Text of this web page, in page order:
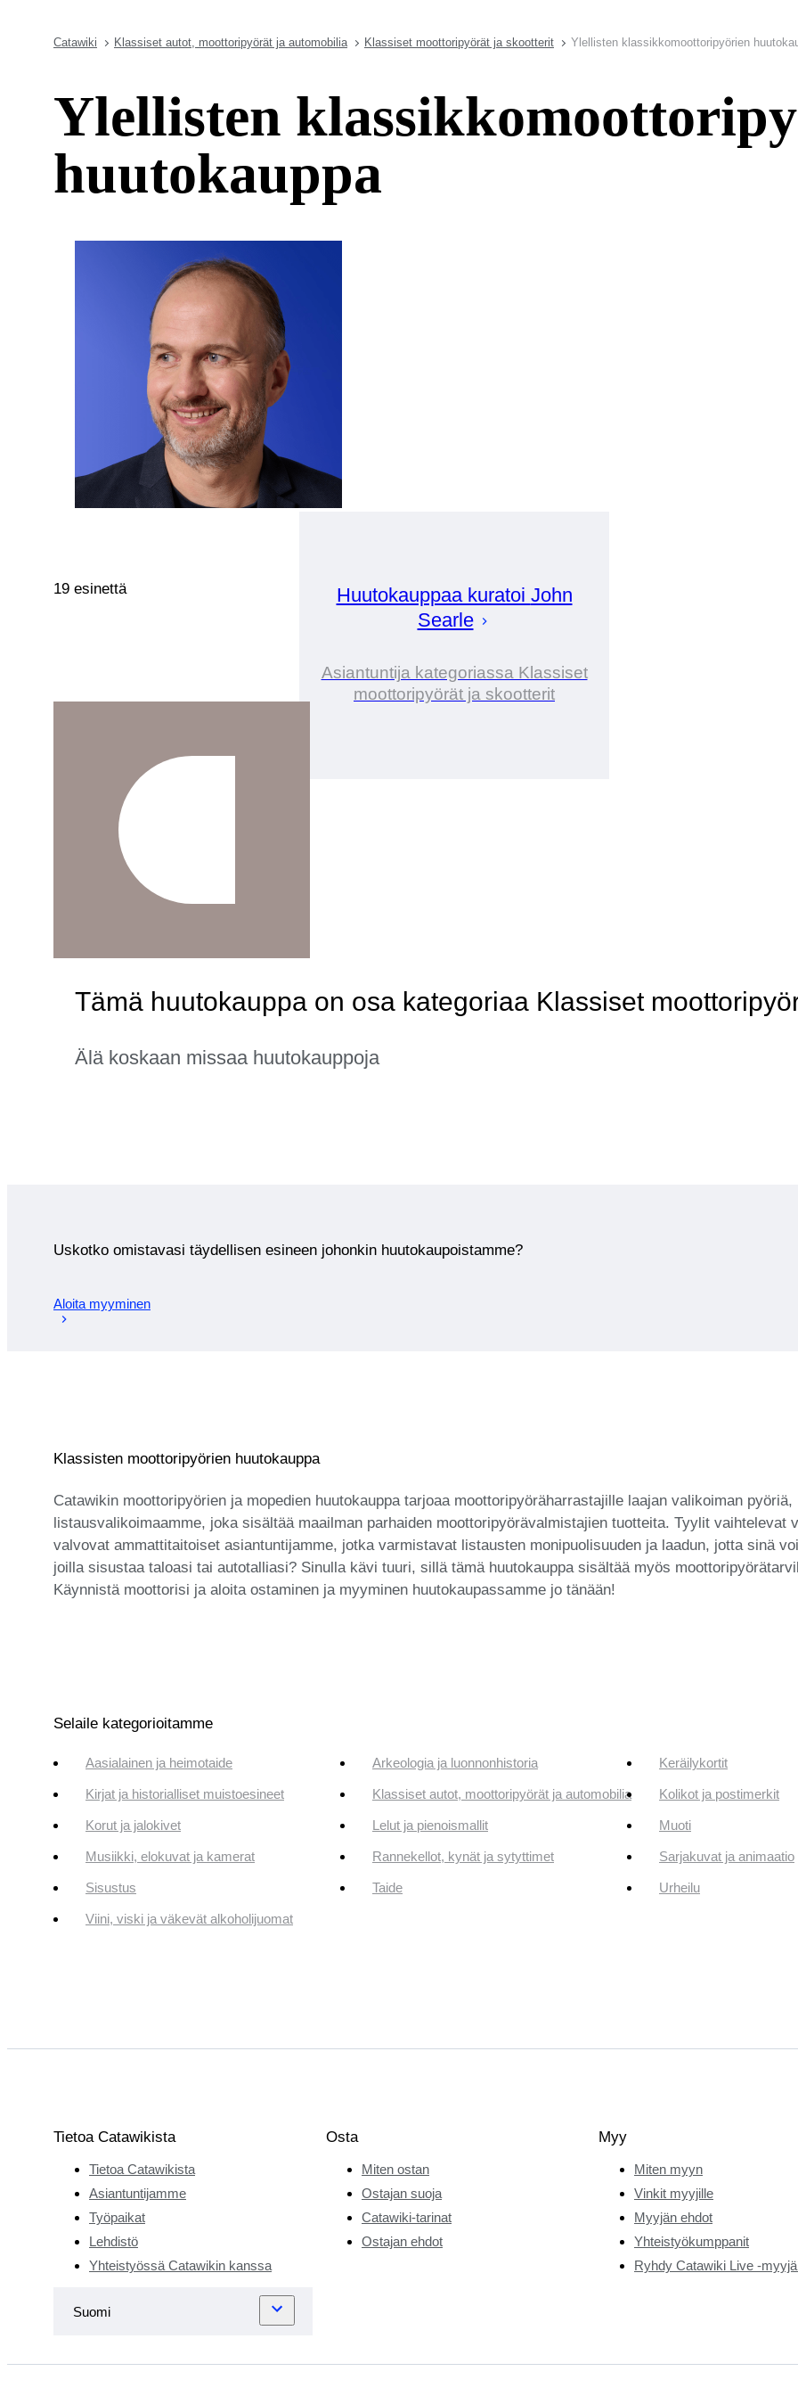
Catawiki Klassiset autot, moottoripyörät ja automobilia Klassiset moottoripyörät ja skootterit Ylellisten klassikkomoottoripyörien
Ylellisten
huutokauppa
Huutokauppaa kuratoi John
Searle
Asiantuntija kategoriassa Klassiset
moottoripyörät ja skootterit
19 esinettä
Tämä huutokauppa on osa kategoriaa Klassiset
Älä koskaan missaa huutokauppoja
Uskotko omistavasi täydellisen esineen johonkin huutokaupoistamme?
Aloita myyminen
Klassisten moottoripyörien huutokauppa
Catawikin moottoripyörien ja mopedien huutokauppa tarjoaa moottoripyöräharrastajille laajan valikoiman
listausvalikoimaamme, joka sisältää maailman parhaiden moottoripyörävalmistajien tuotteita. Tyylit vaihtelevat
valvovat ammattitaitoiset asiantuntijamme, jotka varmistavat listausten monipuolisuuden ja laadun, jotta sinä
joilla sisustaa taloasi tai autotalliasi? Sinulla kävi tuuri, sillä tämä huutokauppa sisältää myös
Käynnistä moottorisi ja aloita ostaminen ja myyminen huutokaupassamme jo tänään!
Selaile kategorioitamme
Aasialainen ja heimotaide Arkeologia ja luonnonhistoria Keräilykortit
Kirjat ja historialliset muistoesineet Klassiset autot, moottoripyörät ja automobilia Kolikot ja postimerkit
Korut ja jalokivet Lelut ja pienoismallit Muoti
Musiikki, elokuvat ja kamerat Rannekellot, kynät ja sytyttimet Sarjakuvat ja animaatio
Sisustus Taide Urheilu
Viini, viski ja väkevät alkoholijuomat
Tietoa Catawikista
Tietoa Catawikista
Asiantuntijamme
Työpaikat
Lehdistö
Yhteistyössä Catawikin kanssa
Osta
Miten ostan
Ostajan suoja
Catawiki-tarinat
Ostajan ehdot
Myy
Miten myyn
Vinkit myyjille
Myyjän ehdot
Yhteistyökumppanit
Ryhdy Catawiki Live -